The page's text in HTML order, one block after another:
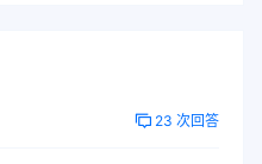
23 次回答